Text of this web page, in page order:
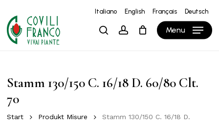
main
content
Italiano English Français Deutsch
searchaccount Menu
Warenkorb Close
Cart
Stamm 130/150 C. 16/18 D. 60/80 Clt.
70
Start Produkt Misure Stamm 130/150 C. 16/18 D.
Close
Filters